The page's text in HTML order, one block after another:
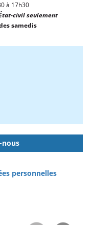
à 17h30
civil seulement
samedis
nous
personnelles